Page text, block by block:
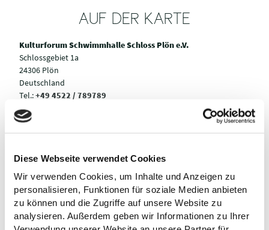
Diese Webseite verwendet Cookies
Wir verwenden Cookies, um Inhalte und Anzeigen zu
personalisieren, Funktionen für soziale Medien anbieten
zu können und die Zugriffe auf unsere Website zu
analysieren. Außerdem geben wir Informationen zu Ihrer
AUF DER KARTE
Kulturforum Schwimmhalle Schloss Plön e.V.
Schlossgebiet 1a
24306 Plön
Deutschland
Tel.:+49 4522 / 789789
E-Mail:
Webseite:
Anreise planen